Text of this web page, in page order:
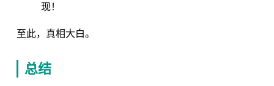
现！
至此，真相大白。
总结